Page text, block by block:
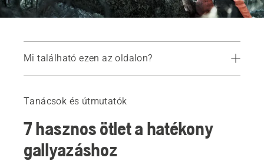
Mi található ezen az oldalon?
Ajánlott termékek
Tanácsok és útmutatók
7 hasznos ötlet a hatékony
gallyazáshoz